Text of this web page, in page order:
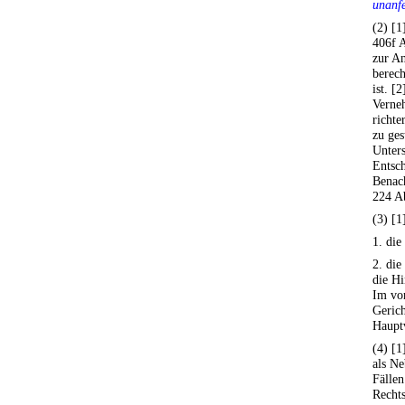
(2)
406f
zur
ist.
zu
224
(3)
1. die
2. die
die
Im
(4)
als